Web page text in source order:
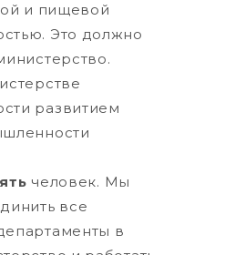
и пищевой
Это должно
развитием
человек. Мы
все
в